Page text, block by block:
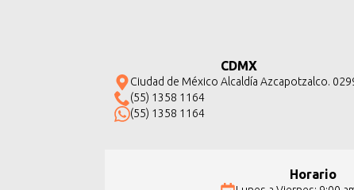
CDMX
Ciudad de México Alcaldía Azcapotzalco.
(55) 1358 1164
(55) 1358 1164
Horario